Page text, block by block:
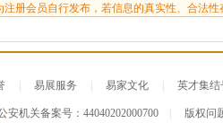
册会员自行发布，若信息的真实性、合法性
易展服务 易家文化 英才集结
安机关备案号： 44040202000700
版权问